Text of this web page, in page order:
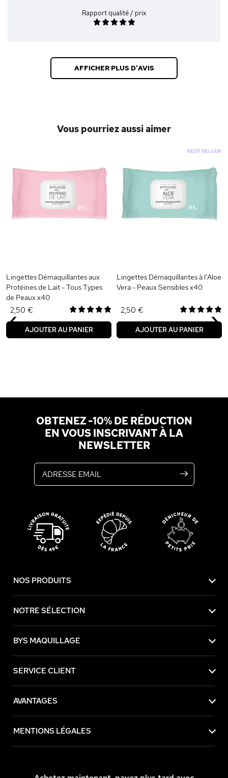
Rapport qualité / prix
AFFICHER PLUS D'AVIS
Vous pourriez aussi aimer
Lingettes Démaquillantes aux
Protéines de Lait - Tous Types
de Peaux x40
2,50 €
AJOUTER AU PANIER
Lingettes Démaquillantes à l'Aloe
Vera - Peaux Sensibles x40
2,50 €
AJOUTER AU PANIER
‹ ›
OBTENEZ -10% DE RÉDUCTION
EN VOUS INSCRIVANT À LA
NEWSLETTER
NOS PRODUITS
NOTRE SÉLECTION
BYS MAQUILLAGE
SERVICE CLIENT
AVANTAGES
MENTIONS LÉGALES